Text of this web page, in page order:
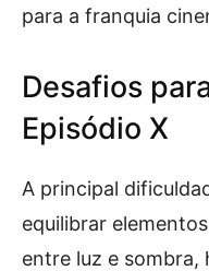
para a franquia
Desafios
Episódio X
A principal
equilibrar
entre luz e sombra,